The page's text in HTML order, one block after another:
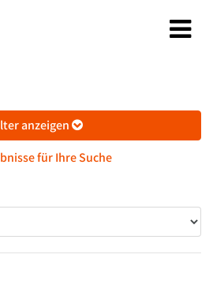
für Ihre Suche
anzeigen